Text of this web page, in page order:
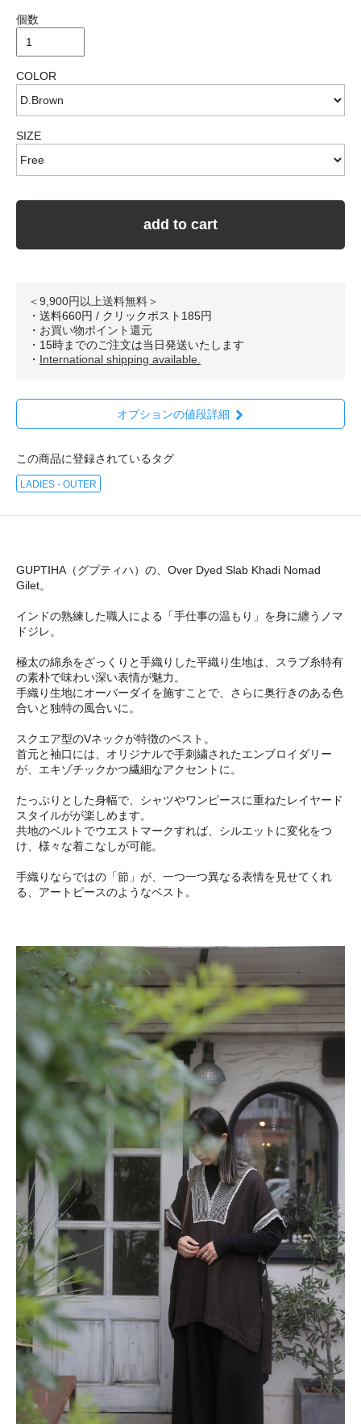
個数
COLOR
SIZE
add to cart
＜9,900円以上送料無料＞
・送料660円 / クリックポスト185円
・ お買い物ポイント還元
・15時までのご注文は当日発送いたします
・ International shipping available.
オプションの値段詳細
この商品に登録されているタグ
LADIES - OUTER
GUPTIHA（グプティハ）の、Over Dyed Slab Khadi Nomad
Gilet。
インドの熟練した職人による「手仕事の温もり」を身に纏うノマ
ドジレ。
極太の綿糸をざっくりと手織りした平織り生地は、スラブ糸特有
の素朴で味わい深い表情が魅力。
手織り生地にオーバーダイを施すことで、さらに奥行きのある色
合いと独特の風合いに。
スクエア型のVネックが特徴のベスト。
首元と袖口には、オリジナルで手刺繍されたエンブロイダリー
が、エキゾチックかつ繊細なアクセントに。
たっぷりとした身幅で、シャツやワンピースに重ねたレイヤード
スタイルがが楽しめます。
共地のベルトでウエストマークすれば、シルエットに変化をつ
け、様々な着こなしが可能。
手織りならではの「節」が、一つ一つ異なる表情を見せてくれ
る、アートピースのようなベスト。